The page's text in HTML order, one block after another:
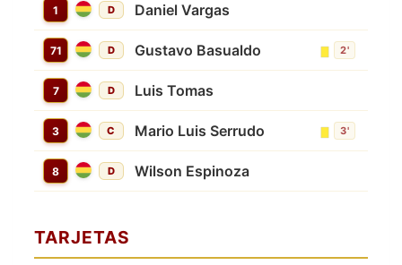
1 D Daniel Vargas
71 D Gustavo Basualdo 2'
7 D Luis Tomas
3 C Mario Luis Serrudo 3'
8 D Wilson Espinoza
TARJETAS